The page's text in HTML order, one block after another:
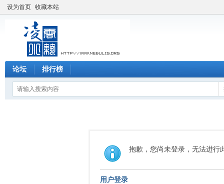
设为首页 收藏本站
论坛 排行榜
抱歉，您尚未登录，无法进行
用户登录